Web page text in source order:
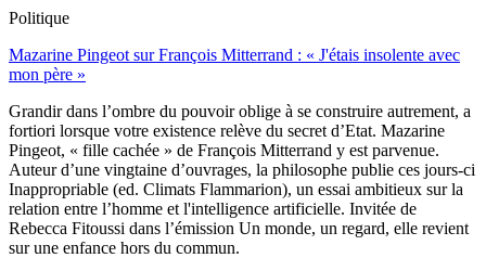
Politique
Mazarine Pingeot sur François Mitterrand : « J'étais insolente avec
mon père »
Grandir dans l’ombre du pouvoir oblige à se construire autrement, a
fortiori lorsque votre existence relève du secret d’Etat. Mazarine
Pingeot, « fille cachée » de François Mitterrand y est parvenue.
Auteur d’une vingtaine d’ouvrages, la philosophe publie ces jours-ci
Inappropriable (ed. Climats Flammarion), un essai ambitieux sur la
relation entre l’homme et l'intelligence artificielle. Invitée de
Rebecca Fitoussi dans l’émission Un monde, un regard, elle revient
sur une enfance hors du commun.